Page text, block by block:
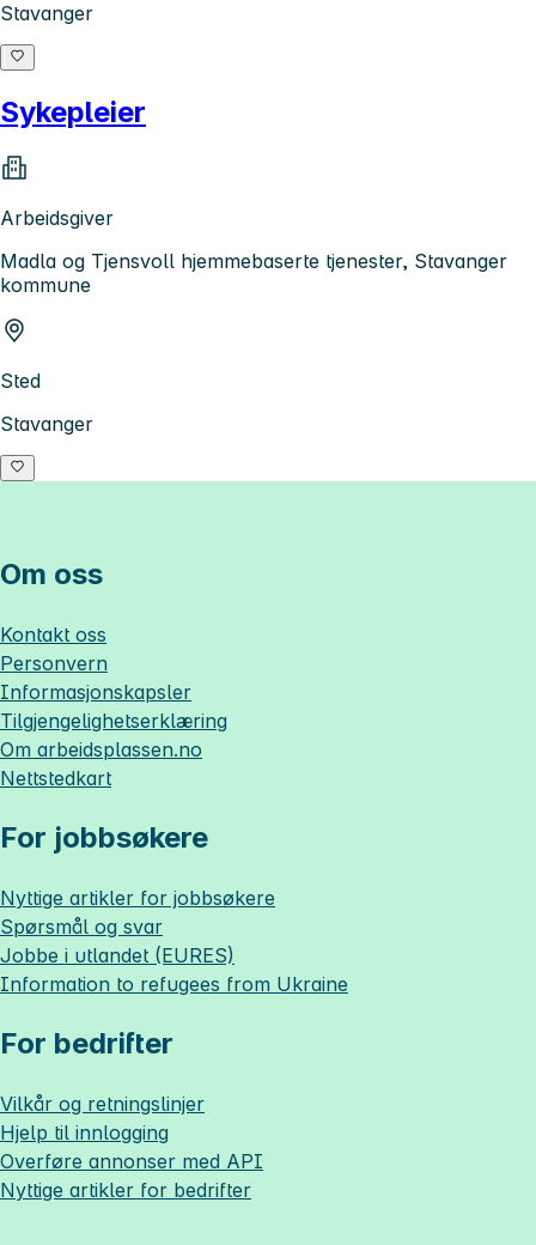
Stavanger
Sykepleier
Arbeidsgiver
Madla og Tjensvoll hjemmebaserte tjenester, Stavanger
kommune
Sted
Stavanger
Om oss
Kontakt oss
Personvern
Informasjonskapsler
Tilgjengelighetserklæring
Om arbeidsplassen.no
Nettstedkart
For jobbsøkere
Nyttige artikler for jobbsøkere
Spørsmål og svar
Jobbe i utlandet (EURES)
Information to refugees from Ukraine
For bedrifter
Vilkår og retningslinjer
Hjelp til innlogging
Overføre annonser med API
Nyttige artikler for bedrifter